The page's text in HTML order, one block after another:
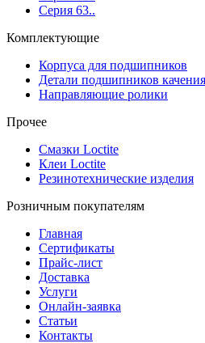
Серия 63..
Комплектующие
Корпуса для подшипников
Детали подшипников
Направляющие ролики
Прочее
Смазки Loctite
Клеи Loctite
Резинотехнические изделия
Розничным покупателям
Главная
Сертификаты
Прайс-лист
Доставка
Услуги
Онлайн-заявка
Статьи
Контакты